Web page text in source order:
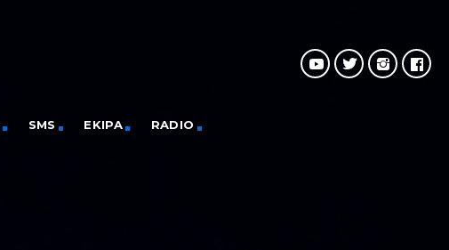
SMS EKIPA RADIO